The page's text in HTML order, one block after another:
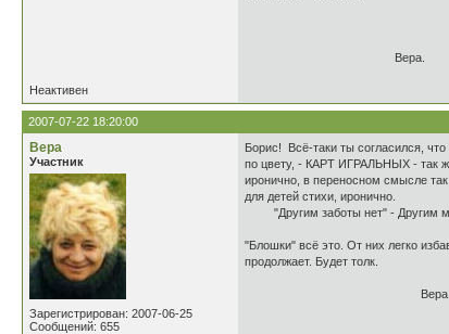
Вера.
Неактивен
2007-07-22 18:20:00
Вера
Участник
Зарегистрирован: 2007-06-25
Сообщений: 655
Борис! Всё-таки ты согласился,
по цвету, - КАРТ ИГРАЛЬНЫХ - так
иронично, в переносном смысле
для детей стихи, иронично.
"Другим заботы нет" - Другим
"Блошки" всё это. От них легко
продолжает. Будет толк.
Вера.